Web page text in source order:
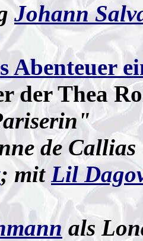
Johann
Abenteuer
der Thea
de
; mit Lil
als